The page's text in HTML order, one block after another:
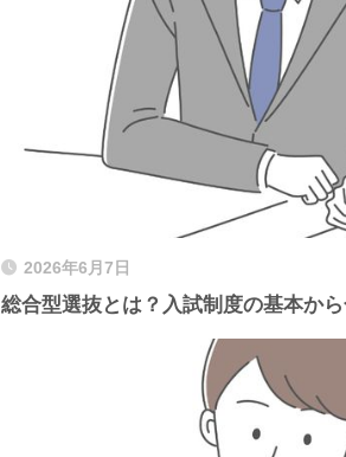
2026年6月7日
総合型選抜とは？入試制度の基本か